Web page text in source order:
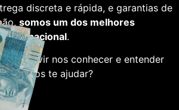
discreta e rápida, e garantias de
somos um dos melhores
nacional.
para vir nos conhecer e entender
te ajudar?